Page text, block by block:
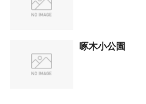
啄木小公園